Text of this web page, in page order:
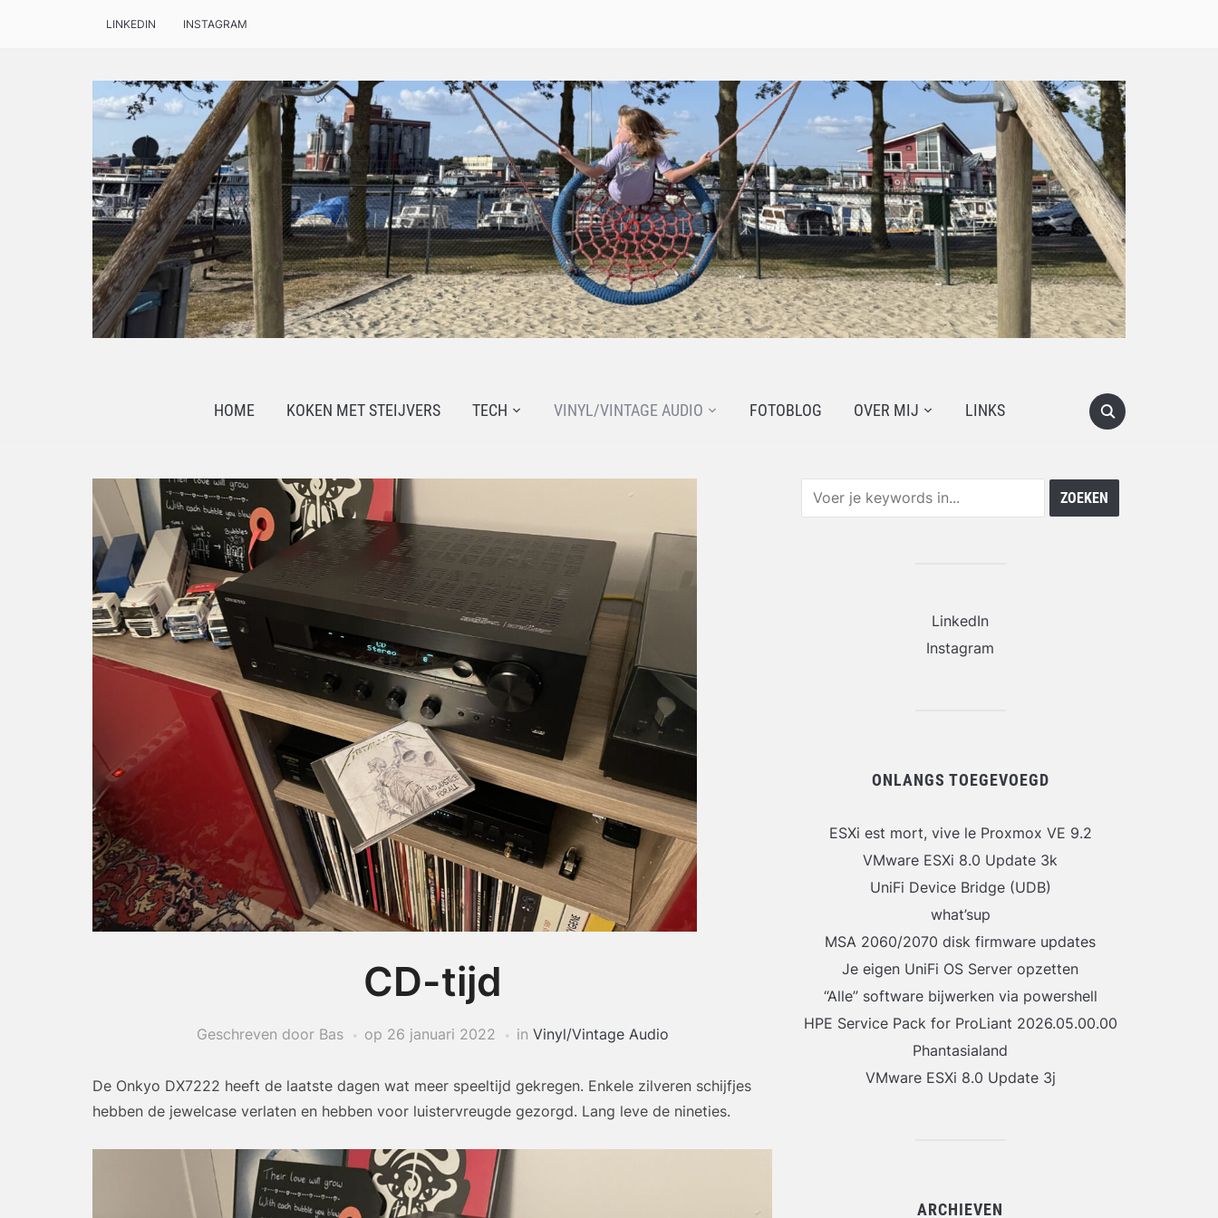
LINKEDIN INSTAGRAM
HOME KOKEN MET STEIJVERS TECH VINYL/VINTAGE AUDIO FOTOBLOG OVER MIJ LINKS
CD-tijd
Geschreven door Bas op 26 januari 2022 in Vinyl/Vintage Audio
De Onkyo DX7222 heeft de laatste dagen wat meer speeltijd gekregen. Enkele zilveren schijfjes
hebben de jewelcase verlaten en hebben voor luistervreugde gezorgd. Lang leve de nineties.
LinkedIn
Instagram
ONLANGS TOEGEVOEGD
ESXi est mort, vive le Proxmox VE 9.2
VMware ESXi 8.0 Update 3k
UniFi Device Bridge (UDB)
what’sup
MSA 2060/2070 disk firmware updates
Je eigen UniFi OS Server opzetten
“Alle” software bijwerken via powershell
HPE Service Pack for ProLiant 2026.05.00.00
Phantasialand
VMware ESXi 8.0 Update 3j
ARCHIEVEN